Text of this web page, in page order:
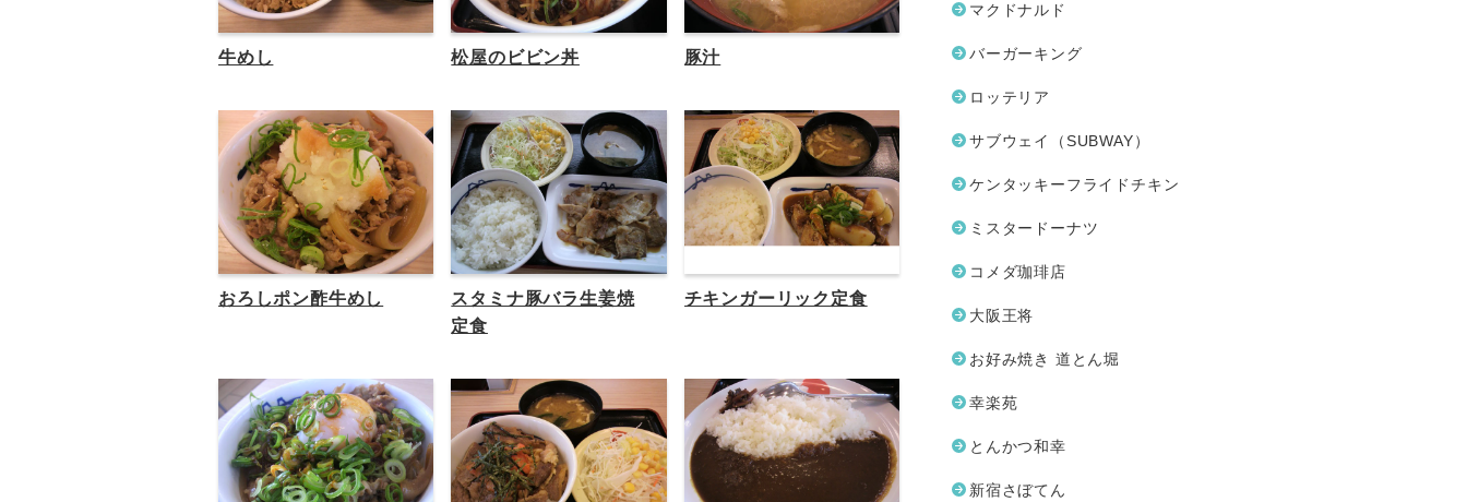
牛めし 松屋のビビン丼 豚汁
おろしポン酢牛めし
スタミナ豚バラ生姜焼
定食
チキンガーリック定食
マクドナルド
バーガーキング
ロッテリア
サブウェイ（SUBWAY）
ケンタッキーフライドチキン
ミスタードーナツ
コメダ珈琲店
大阪王将
お好み焼き 道とん堀
幸楽苑
とんかつ和幸
新宿さぼてん